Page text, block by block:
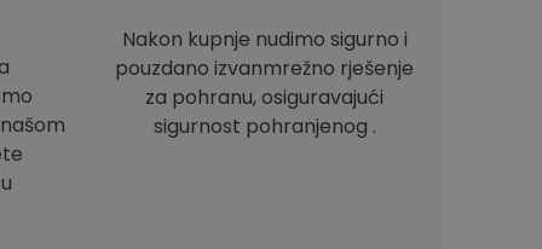
Nakon kupnje nudimo sigurno i
pouzdano izvanmrežno rješenje
za pohranu, osiguravajući
sigurnost pohranjenog .